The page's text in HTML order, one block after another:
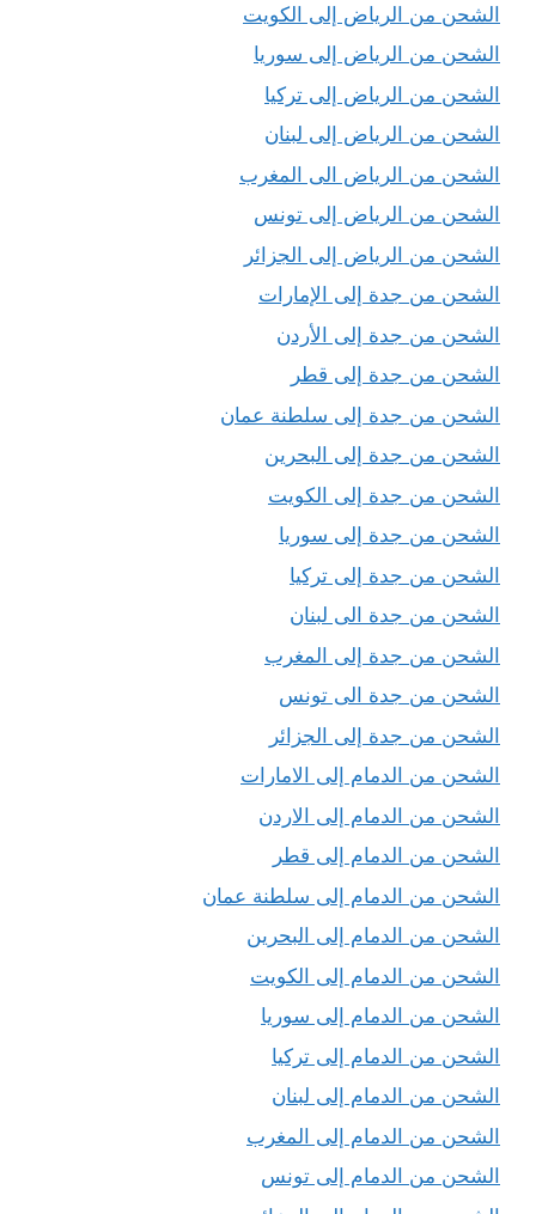
الشحن من الرياض إلى الكويت
الشحن من الرياض إلى سوريا
الشحن من الرياض إلى تركيا
الشحن من الرياض إلى لبنان
الشحن من الرياض الى المغرب
الشحن من الرياض إلى تونس
الشحن من الرياض إلى الجزائر
الشحن من جدة إلى الإمارات
الشحن من جدة إلى الأردن
الشحن من جدة إلى قطر
الشحن من جدة إلى سلطنة عمان
الشحن من جدة إلى البحرين
الشحن من جدة إلى الكويت
الشحن من جدة إلى سوريا
الشحن من جدة إلى تركيا
الشحن من جدة الى لبنان
الشحن من جدة إلى المغرب
الشحن من جدة الى تونس
الشحن من جدة إلى الجزائر
الشحن من الدمام إلى الامارات
الشحن من الدمام إلى الاردن
الشحن من الدمام إلى قطر
الشحن من الدمام إلى سلطنة عمان
الشحن من الدمام إلى البحرين
الشحن من الدمام إلى الكويت
الشحن من الدمام إلى سوريا
الشحن من الدمام إلى تركيا
الشحن من الدمام إلى لبنان
الشحن من الدمام إلى المغرب
الشحن من الدمام إلى تونس